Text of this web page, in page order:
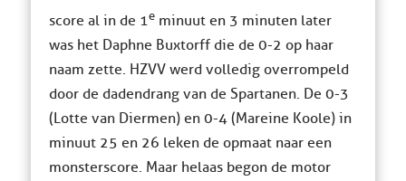
score al in de 1eminuut en 3 minuten later
was het Daphne Buxtorff die de 0-2 op haar
naam zette. HZVV werd volledig overrompeld
door de dadendrang van de Spartanen. De 0-3
(Lotte van Diermen) en 0-4 (Mareine Koole) in
minuut 25 en 26 leken de opmaat naar een
monsterscore. Maar helaas begon de motor